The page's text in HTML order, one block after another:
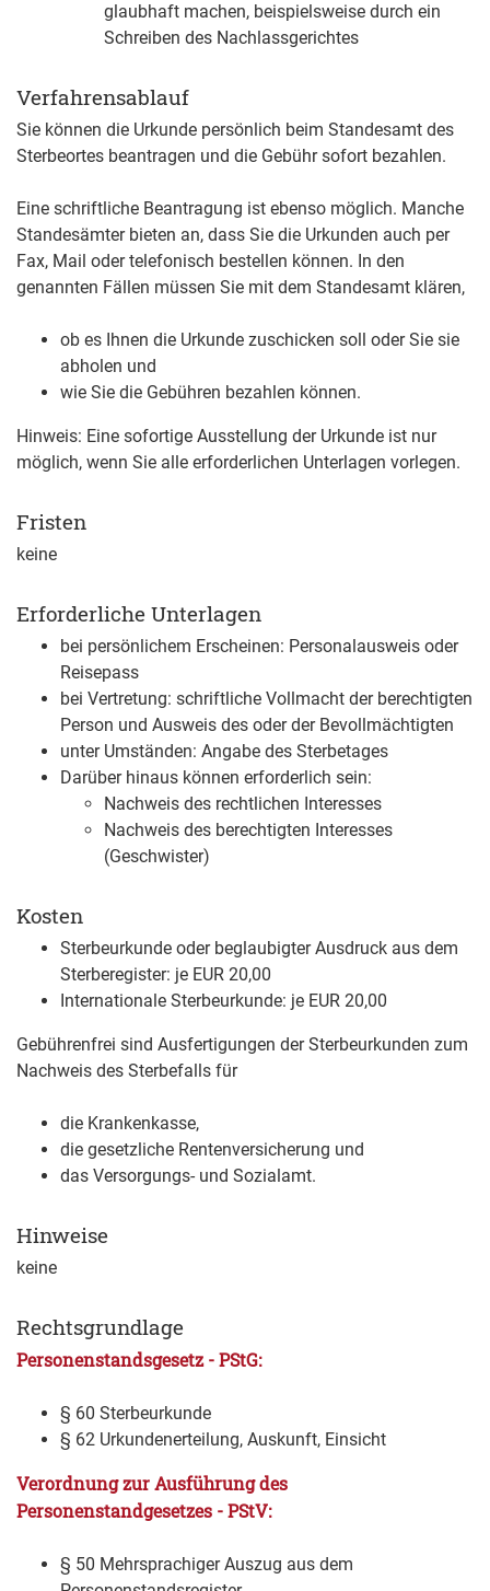
glaubhaft machen, beispielsweise durch ein
Schreiben des Nachlassgerichtes
Verfahrensablauf
Sie können die Urkunde persönlich beim Standesamt des
Sterbeortes beantragen und die Gebühr sofort bezahlen.
Eine schriftliche Beantragung ist ebenso möglich. Manche
Standesämter bieten an, dass Sie die Urkunden auch per
Fax, Mail oder telefonisch bestellen können. In den
genannten Fällen müssen Sie mit dem Standesamt klären,
ob es Ihnen die Urkunde zuschicken soll oder Sie sie
abholen und
wie Sie die Gebühren bezahlen können.
Hinweis: Eine sofortige Ausstellung der Urkunde ist nur
möglich, wenn Sie alle erforderlichen Unterlagen vorlegen.
Fristen
keine
Erforderliche Unterlagen
bei persönlichem Erscheinen: Personalausweis oder
Reisepass
bei Vertretung: schriftliche Vollmacht der berechtigten
Person und Ausweis des oder der Bevollmächtigten
unter Umständen: Angabe des Sterbetages
Darüber hinaus können erforderlich sein:
Nachweis des rechtlichen Interesses
Nachweis des berechtigten Interesses
(Geschwister)
Kosten
Sterbeurkunde oder beglaubigter Ausdruck aus dem
Sterberegister: je EUR 20,00
Internationale Sterbeurkunde: je EUR 20,00
Gebührenfrei sind Ausfertigungen der Sterbeurkunden zum
Nachweis des Sterbefalls für
die Krankenkasse,
die gesetzliche Rentenversicherung und
das Versorgungs- und Sozialamt.
Hinweise
keine
Rechtsgrundlage
Personenstandsgesetz - PStG:
§ 60 Sterbeurkunde
§ 62 Urkundenerteilung, Auskunft, Einsicht
Verordnung zur Ausführung des
Personenstandgesetzes - PStV:
§ 50 Mehrsprachiger Auszug aus dem